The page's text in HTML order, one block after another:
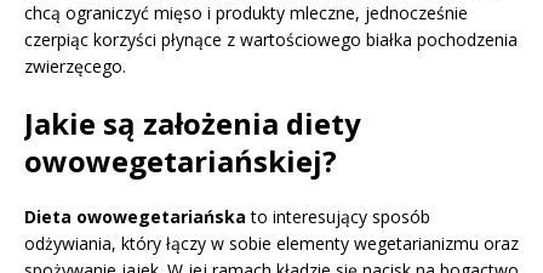
chcą ograniczyć mięso i produkty mleczne, jednocześnie
czerpiąc korzyści płynące z wartościowego białka pochodzenia
zwierzęcego.
Jakie są założenia diety
owowegetariańskiej?
Dieta owowegetariańska to interesujący sposób
odżywiania, który łączy w sobie elementy wegetarianizmu oraz